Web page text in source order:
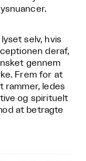
selv, hvis
deraf,
gennem
Frem for at
rammer, ledes
og spirituelt
at betragte